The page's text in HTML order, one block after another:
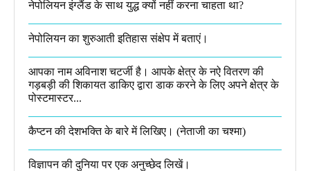
नेपोलियन इंग्लैंड के साथ युद्ध क्यों नहीं करना चाहता था​?
नेपोलियन का शुरुआती इतिहास संक्षेप में बताएं।
आपका नाम अविनाश चटर्जी है। आपके क्षेत्र के नऐ वितरण की
गड़बड़ी की शिकायत डाकिए द्वारा डाक करने के लिए अपने क्षेत्र के
पोस्टमास्टर...
कैप्टन की देशभक्ति के बारे में लिखिए।​ (नेताजी का चश्मा)
विज्ञापन की दुनिया पर एक अनुच्छेद लिखें।